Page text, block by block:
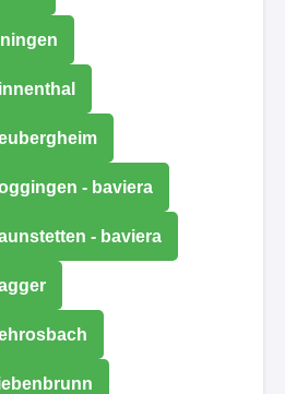
- baviera
- baviera